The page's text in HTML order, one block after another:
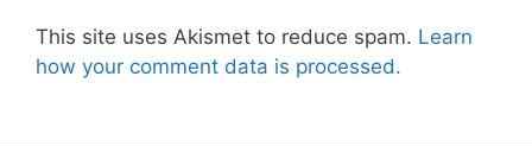
This site uses Akismet to reduce spam. Learn
how your comment data is processed.